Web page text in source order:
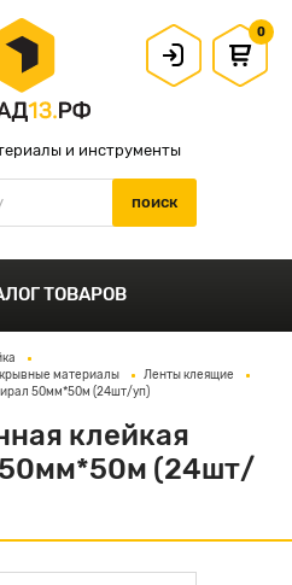
и инструменты
0
ТОВАРОВ
материалы
Ленты клеящие
50мм*50м (24шт/уп)
клейкая
(24шт/